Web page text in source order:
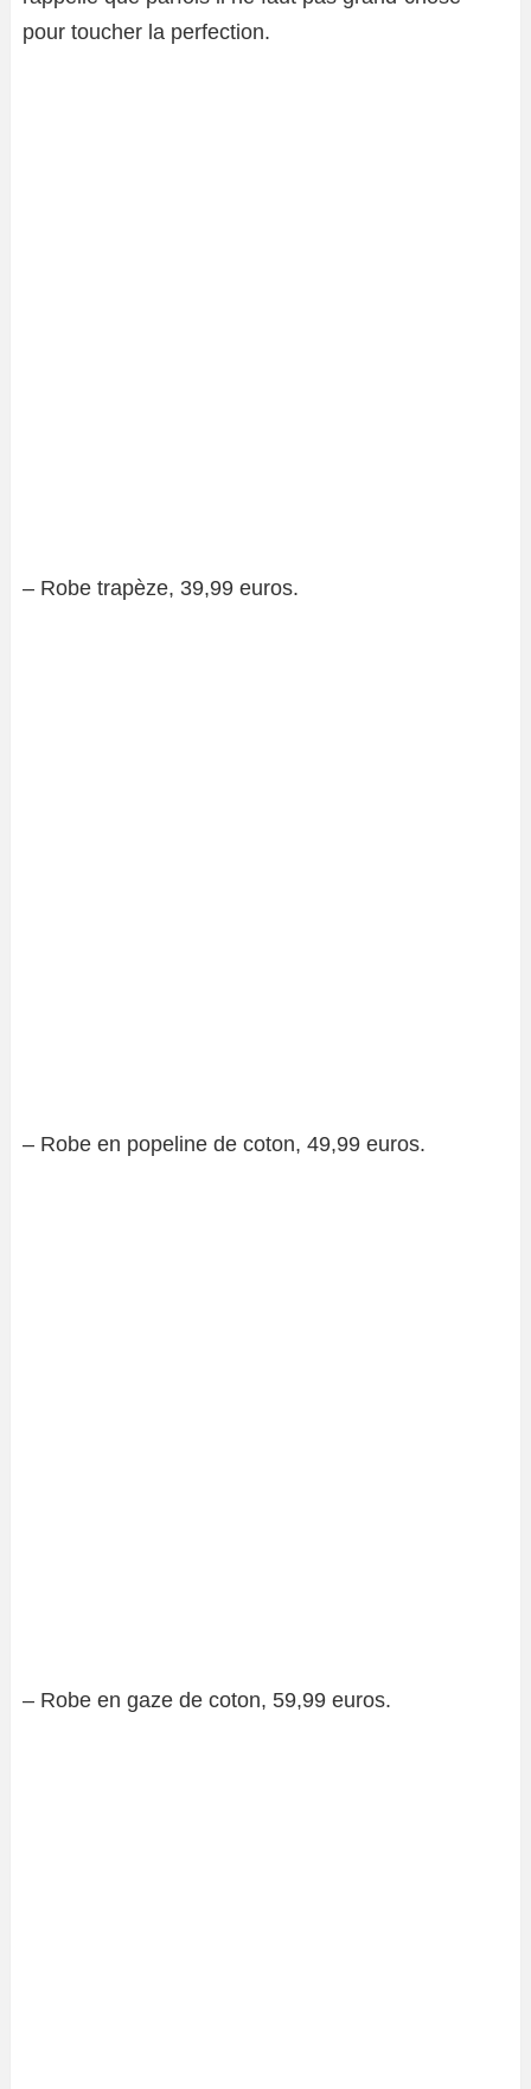
pour toucher la perfection.
– Robe trapèze, 39,99 euros.
– Robe en popeline de coton, 49,99 euros.
– Robe en gaze de coton, 59,99 euros.